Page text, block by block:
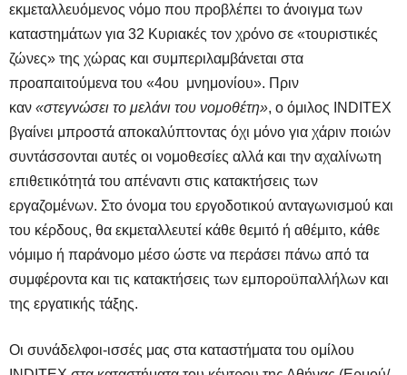
εκμεταλλευόμενος νόμο που προβλέπει το άνοιγμα των
καταστημάτων για 32 Κυριακές τον χρόνο σε «τουριστικές
ζώνες» της χώρας και συμπεριλαμβάνεται στα
προαπαιτούμενα του «4ου μνημονίου». Πριν
καν «στεγνώσει το μελάνι του νομοθέτη», ο όμιλος INDITEX
βγαίνει μπροστά αποκαλύπτοντας όχι μόνο για χάριν ποιών
συντάσσονται αυτές οι νομοθεσίες αλλά και την αχαλίνωτη
επιθετικότητά του απέναντι στις κατακτήσεις των
εργαζομένων. Στο όνομα του εργοδοτικού ανταγωνισμού και
του κέρδους, θα εκμεταλλευτεί κάθε θεμιτό ή αθέμιτο, κάθε
νόμιμο ή παράνομο μέσο ώστε να περάσει πάνω από τα
συμφέροντα και τις κατακτήσεις των εμποροϋπαλλήλων και
της εργατικής τάξης.
Οι συνάδελφοι-ισσές μας στα καταστήματα του ομίλου